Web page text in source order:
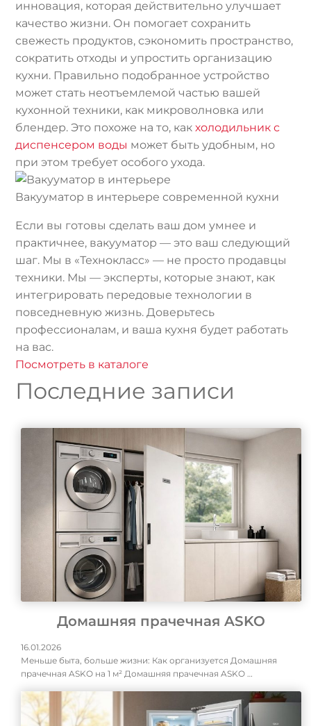
инновация, которая действительно улучшает
качество жизни. Он помогает сохранить
свежесть продуктов, сэкономить пространство,
сократить отходы и упростить организацию
кухни. Правильно подобранное устройство
может стать неотъемлемой частью вашей
кухонной техники, как микроволновка или
блендер. Это похоже на то, какхолодильник с
диспенсером воды может быть удобным, но
при этом требует особого ухода.
Вакууматор в интерьере современной кухни
Если вы готовы сделать ваш дом умнее и
практичнее, вакууматор — это ваш следующий
шаг. Мы в «Технокласс» — не просто продавцы
техники. Мы — эксперты, которые знают, как
интегрировать передовые технологии в
повседневную жизнь. Доверьтесь
профессионалам, и ваша кухня будет работать
на вас.
Посмотреть в каталоге
Последние записи
Домашняя прачечная ASKO
16.01.2026
Меньше быта, больше жизни: Как организуется Домашняя
прачечная ASKO на 1 м² Домашняя прачечная ASKO …